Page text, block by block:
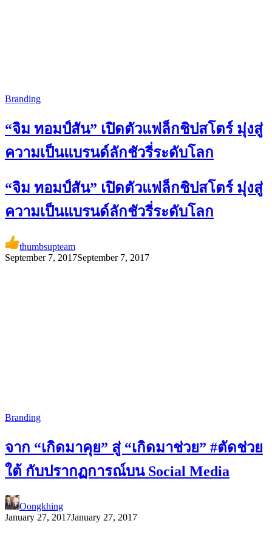
Branding
“จิม ทอมป์สัน” เปิดตัวแฟล็กชิปสโตร์ มุ่งสู่
ความเป็นแบรนด์ลักชัวรี่ระดับโลก
“จิม ทอมป์สัน” เปิดตัวแฟล็กชิปสโตร์ มุ่งสู่
ความเป็นแบรนด์ลักชัวรี่ระดับโลก
thumbsupteam
September 7, 2017September 7, 2017
Branding
จาก “เกิดมาคุย” สู่ “เกิดมาช่วย” #ตัดช่วย
ใต้ กับปรากฏการณ์บน Social Media
Oongkhing
January 27, 2017January 27, 2017